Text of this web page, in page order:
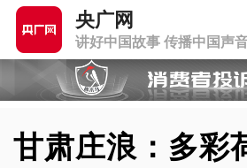
央广网
讲好中国故事 传播中国声
甘肃庄浪：多彩